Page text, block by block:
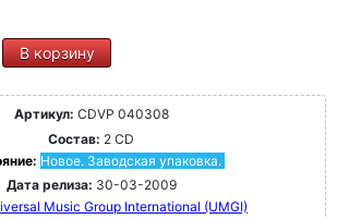
В корзину
Артикул: CDVP 040308
Состав: 2 CD
Новое. Заводская упаковка.
Дата релиза: 30-03-2009
Music Group International (UMGI)